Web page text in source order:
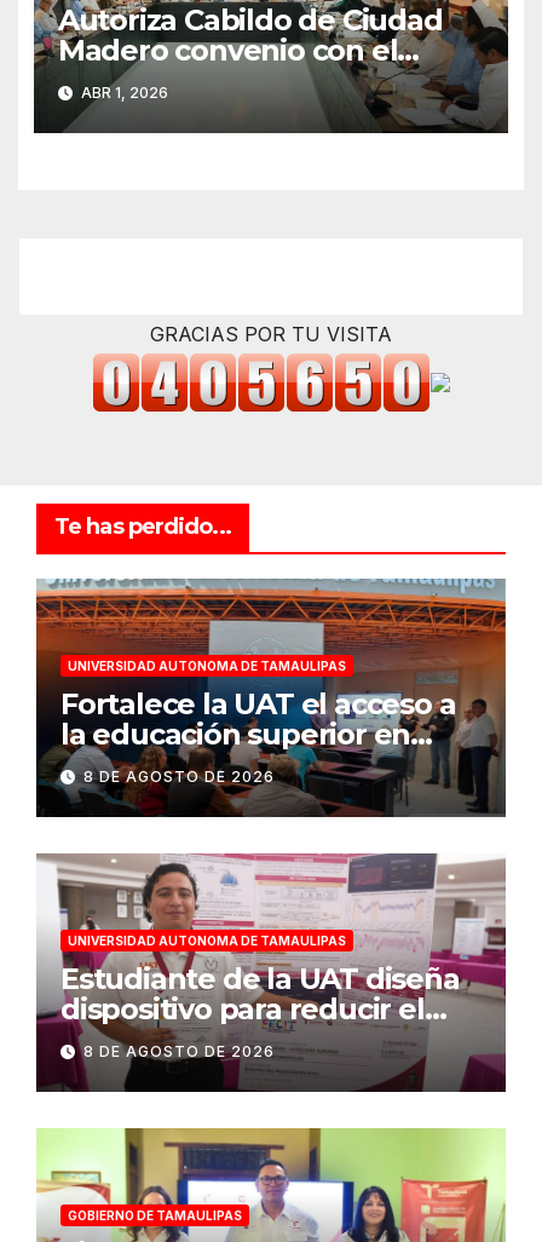
Autoriza Cabildo de Ciudad
Madero convenio con el
Estado para fortalecer el
cobro del impuesto predial
ABR 1, 2026
GRACIAS POR TU VISITA
Te has perdido...
UNIVERSIDAD AUTONOMA DE TAMAULIPAS
Fortalece la UAT el acceso a
la educación superior en
comunidades
8 DE AGOSTO DE 2026
UNIVERSIDAD AUTONOMA DE TAMAULIPAS
Estudiante de la UAT diseña
dispositivo para reducir el
consumo eléctrico en
edificios
8 DE AGOSTO DE 2026
GOBIERNO DE TAMAULIPAS